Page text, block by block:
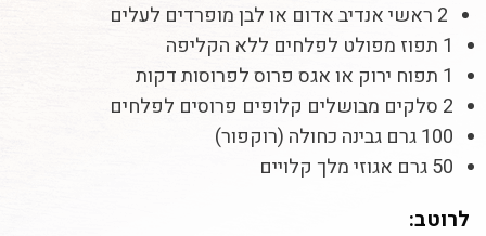
2 ראשי אנדיב אדום או לבן מופרדים לעלים
1 תפוז מפולט לפלחים ללא הקליפה
1 תפוח ירוק או אגס פרוס לפרוסות דקות
2 סלקים מבושלים קלופים פרוסים לפלחים
100 גרם גבינה כחולה (רוקפור)
50 גרם אגוזי מלך קלויים
לרוטב: